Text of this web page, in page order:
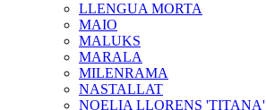
LLENGUA MORTA
MAIO
MALUKS
MARALA
MILENRAMA
NASTALLAT
NOELIA LLORENS 'TITANA'